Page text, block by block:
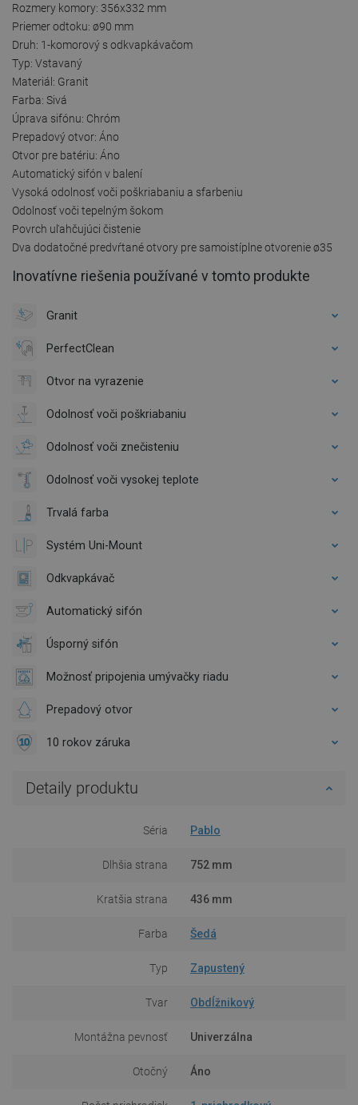
Rozmery komory: 356x332 mm
Priemer odtoku: ø90 mm
Druh: 1-komorový s odkvapkávačom
Typ: Vstavaný
Materiál: Granit
Farba: Sivá
Úprava sifónu: Chróm
Prepadový otvor: Áno
Otvor pre batériu: Áno
Automatický sifón v balení
Vysoká odolnosť voči poškriabaniu a sfarbeniu
Odolnosť voči tepelným šokom
Povrch uľahčujúci čistenie
Dva dodatočné predvŕtané otvory pre samoistíplne otvorenie ø35
Inovatívne riešenia používané v tomto produkte
Granit
PerfectClean
Otvor na vyrazenie
Odolnosť voči poškriabaniu
Odolnosť voči znečisteniu
Odolnosť voči vysokej teplote
Trvalá farba
Systém Uni-Mount
Odkvapkávač
Automatický sifón
Úsporný sifón
Možnosť pripojenia umývačky riadu
Prepadový otvor
10 rokov záruka
Detaily produktu
Séria Pablo
Dlhšia strana 752 mm
Kratšia strana 436 mm
Farba Šedá
Typ Zapustený
Tvar Obdĺžnikový
Montážna pevnosť Univerzálna
Otočný Áno